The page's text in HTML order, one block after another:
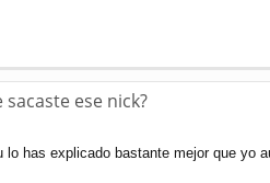
sacaste ese nick?
has explicado bastante mejor que yo